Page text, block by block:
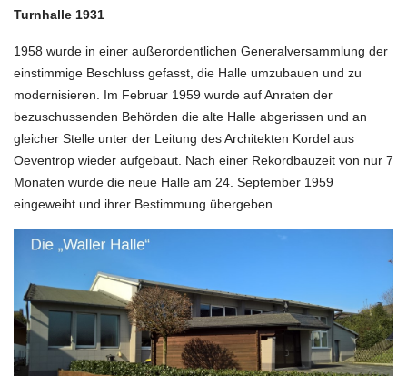
Turnhalle 1931
1958 wurde in einer außerordentlichen Generalversammlung der
einstimmige Beschluss gefasst, die Halle umzubauen und zu
modernisieren. Im Februar 1959 wurde auf Anraten der
bezuschussenden Behörden die alte Halle abgerissen und an
gleicher Stelle unter der Leitung des Architekten Kordel aus
Oeventrop wieder aufgebaut. Nach einer Rekordbauzeit von nur 7
Monaten wurde die neue Halle am 24. September 1959
eingeweiht und ihrer Bestimmung übergeben.